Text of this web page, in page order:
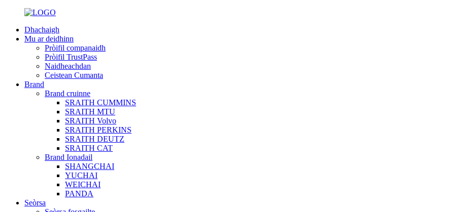
Dhachaigh
Mu ar deidhinn
Pròifil companaidh
Pròifil TrustPass
Naidheachdan
Ceistean Cumanta
Brand
Brand cruinne
SRAITH CUMMINS
SRAITH MTU
SRAITH Volvo
SRAITH PERKINS
SRAITH DEUTZ
SRAITH CAT
Brand Ionadail
SHANGCHAI
YUCHAI
WEICHAI
PANDA
Seòrsa